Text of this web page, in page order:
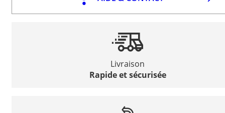
Livraison
Rapide et sécurisée